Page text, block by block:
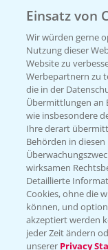
T.+49
KONTAKT
Hilfe in
T.+49
Einsatz von
Wir würden gerne
Nutzung dieser
Website zu
Werbepartnern zu
die in der
Übermittlungen an
wie insbesondere
Ihre derart
Behörden in
wirksamen
Detaillierte
Cookies, ohne die
können, und
akzeptiert werden
jeder Zeit ändern
unserer Privacy